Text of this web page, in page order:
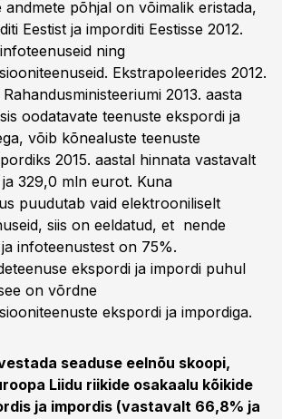
andmete põhjal on võimalik eristada,
Eestist ja imporditi Eestisse 2012.
ning
Ekstrapoleerides 2012.
2013. aasta
oodatavate teenuste ekspordi ja
võib kõnealuste teenuste
2015. aastal hinnata vastavalt
329,0 mln eurot. Kuna
puudutab vaid elektrooniliselt
siis on eeldatud, et nende
infoteenustest on 75%.
ekspordi ja impordi puhul
on võrdne
ekspordi ja impordiga.
seaduse eelnõu skoopi,
Liidu riikide osakaalu kõikide
ja impordis (vastavalt 66,8% ja